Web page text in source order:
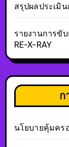
สรุปผลประเมิ
รายงานการขั
RE-X-RAY
ก
นโยบายคุ้มคร